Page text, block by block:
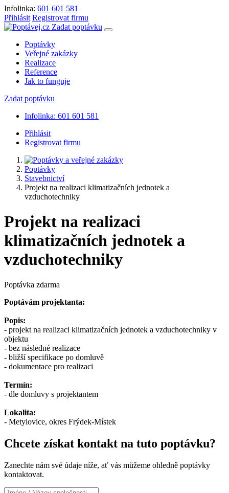
Infolinka: 601 601 581
Přihlásit Registrovat firmu
Zadat poptávku
Poptávky
Veřejné zakázky
Realizace
Reference
Jak to funguje
Zadat poptávku
Infolinka: 601 601 581
Přihlásit
Registrovat firmu
Poptávky
Stavebnictví
Projekt na realizaci klimatizačních jednotek a
vzduchotechniky
Projekt na realizaci
klimatizačních jednotek a
vzduchotechniky
Poptávka zdarma
Poptávám projektanta:
Popis:
- projekt na realizaci klimatizačních jednotek a vzduchotechniky v
objektu
- bez následné realizace
- bližší specifikace po domluvě
- dokumentace pro realizaci
Termín:
- dle domluvy s projektantem
Lokalita:
- Metylovice, okres Frýdek-Místek
Chcete získat kontakt na tuto poptávku?
Zanechte nám své údaje níže, ať vás můžeme ohledně poptávky
kontaktovat.